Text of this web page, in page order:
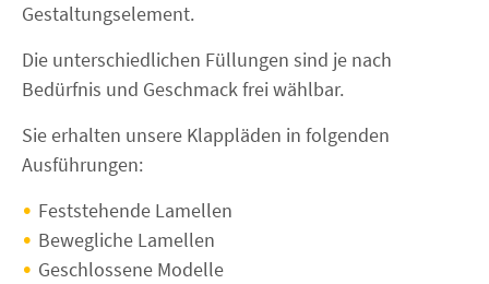
Gestaltungselement.
Die unterschiedlichen Füllungen sind je nach
Bedürfnis und Geschmack frei wählbar.
Sie erhalten unsere Klappläden in folgenden
Ausführungen:
Feststehende Lamellen
Bewegliche Lamellen
Geschlossene Modelle